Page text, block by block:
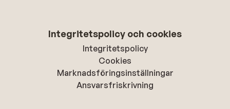
Integritetspolicy och cookies
Integritetspolicy
Cookies
Marknadsföringsinställningar
Ansvarsfriskrivning